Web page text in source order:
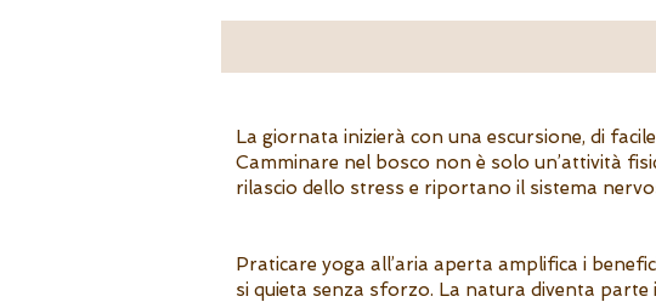
La giornata inizierà con una escursione, di
Camminare nel bosco non è solo un’attività
rilascio dello stress e riportano il sistema
Praticare yoga all’aria aperta amplifica i
si quieta senza sforzo. La natura diventa